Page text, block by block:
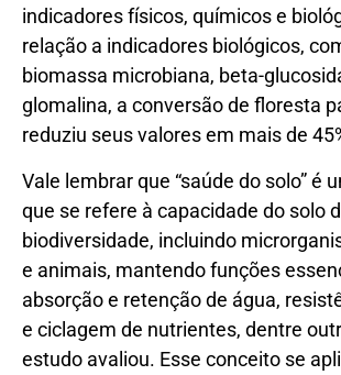
indicadores físicos, químicos e
relação a indicadores biológicos,
biomassa microbiana, beta-
glomalina, a conversão de floresta
reduziu seus valores em mais de
Vale lembrar que “saúde do solo” é
que se refere à capacidade do solo
biodiversidade, incluindo
e animais, mantendo funções
absorção e retenção de água,
e ciclagem de nutrientes, dentre
estudo avaliou. Esse conceito se